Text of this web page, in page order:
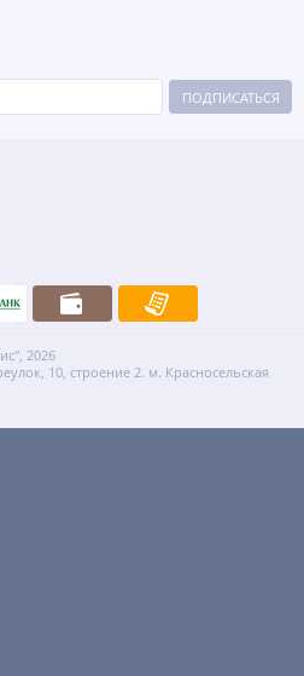
ПОДПИСАТЬСЯ
2026
10, строение 2. м. Красносельская